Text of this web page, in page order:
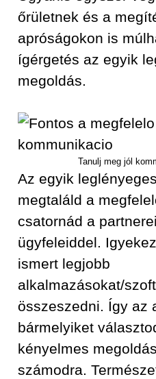
őrületnek és a
apróságokon is
ígérgetés az egyik
megoldás.
Tanulj meg jól
Az egyik
megtaláld a
csatornád a
ügyfeleiddel.
ismert legjobb
alkalmazásokat/
összeszedni. Így az
bármelyiket
kényelmes
számodra.